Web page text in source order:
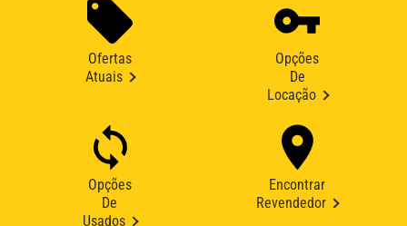
Ofertas
Atuais
Opções
De
Locação
Opções
De
Usados
Encontrar
Revendedor